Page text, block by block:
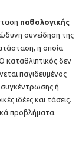
παθολογικής
συνείδηση της
η οποία
καταθλιπτικός δεν
παγιδευµένος
συγκέντρωσης ή
ιδέες και τάσεις.
προβλήµατα.